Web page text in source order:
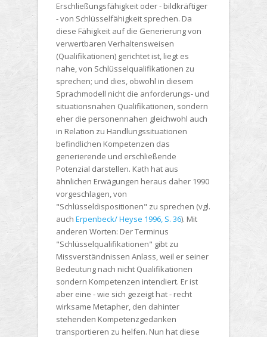
Erschließungsfähigkeit oder - bildkräftiger
- von Schlüsselfähigkeit sprechen. Da
diese Fähigkeit auf die Generierung von
verwertbaren Verhaltensweisen
(Qualifikationen) gerichtet ist, liegt es
nahe, von Schlüsselqualifikationen zu
sprechen; und dies, obwohl in diesem
Sprachmodell nicht die anforderungs- und
situationsnahen Qualifikationen, sondern
eher die personennahen gleichwohl auch
in Relation zu Handlungssituationen
befindlichen Kompetenzen das
generierende und erschließende
Potenzial darstellen. Kath hat aus
ähnlichen Erwägungen heraus daher 1990
vorgeschlagen, von
"Schlüsseldispositionen" zu sprechen (vgl.
auch Erpenbeck/ Heyse 1996, S. 36). Mit
anderen Worten: Der Terminus
"Schlüsselqualifikationen" gibt zu
Missverständnissen Anlass, weil er seiner
Bedeutung nach nicht Qualifikationen
sondern Kompetenzen intendiert. Er ist
aber eine - wie sich gezeigt hat - recht
wirksame Metapher, den dahinter
stehenden Kompetenzgedanken
transportieren zu helfen. Nun hat diese